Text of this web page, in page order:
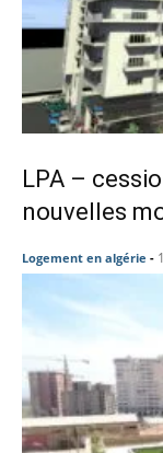
LPA –
nouvelles
Logement en algérie -